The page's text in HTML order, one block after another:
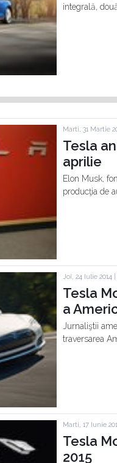
integrală,
Marti, 31 Martie
Tesla
aprilie
Elon Musk,
producţia de
Joi, 24 Iulie 2014 |
Tesla
a
Jurnaliştii
traversarea
Marti, 17 Iunie
Tesla
2015